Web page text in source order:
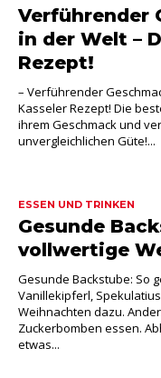
Verführender
in der Welt –
Rezept!
– Verführender
Kasseler Rezept! Die
ihrem Geschmack und
unvergleichlichen Güte!...
ESSEN UND TRINKEN
Gesunde
vollwertige
Gesunde Backstube: So
Vanillekipferl,
Weihnachten dazu.
Zuckerbomben essen.
etwas...